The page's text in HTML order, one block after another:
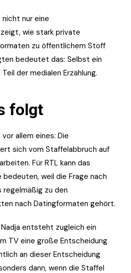
nur eine
zeigt, wie stark private
zu öffentlichem Stoff
bedeutet das: Selbst ein
der medialen Erzählung.
folgt
allem eines: Die
sich vom Staffelabbruch auf
Für RTL kann das
weil die Frage nach
zu den
nach Datingformaten gehört.
Nadja entsteht zugleich ein
TV eine große Entscheidung
an dieser Entscheidung
dann, wenn die Staffel